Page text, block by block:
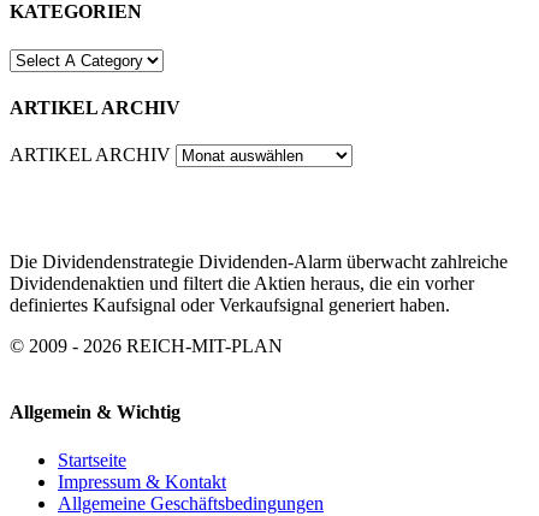
KATEGORIEN
ARTIKEL ARCHIV
ARTIKEL ARCHIV
Die Dividendenstrategie Dividenden-Alarm überwacht zahlreiche
Dividendenaktien und filtert die Aktien heraus, die ein vorher
definiertes Kaufsignal oder Verkaufsignal generiert haben.
© 2009 - 2026 REICH-MIT-PLAN
Allgemein & Wichtig
Startseite
Impressum & Kontakt
Allgemeine Geschäftsbedingungen